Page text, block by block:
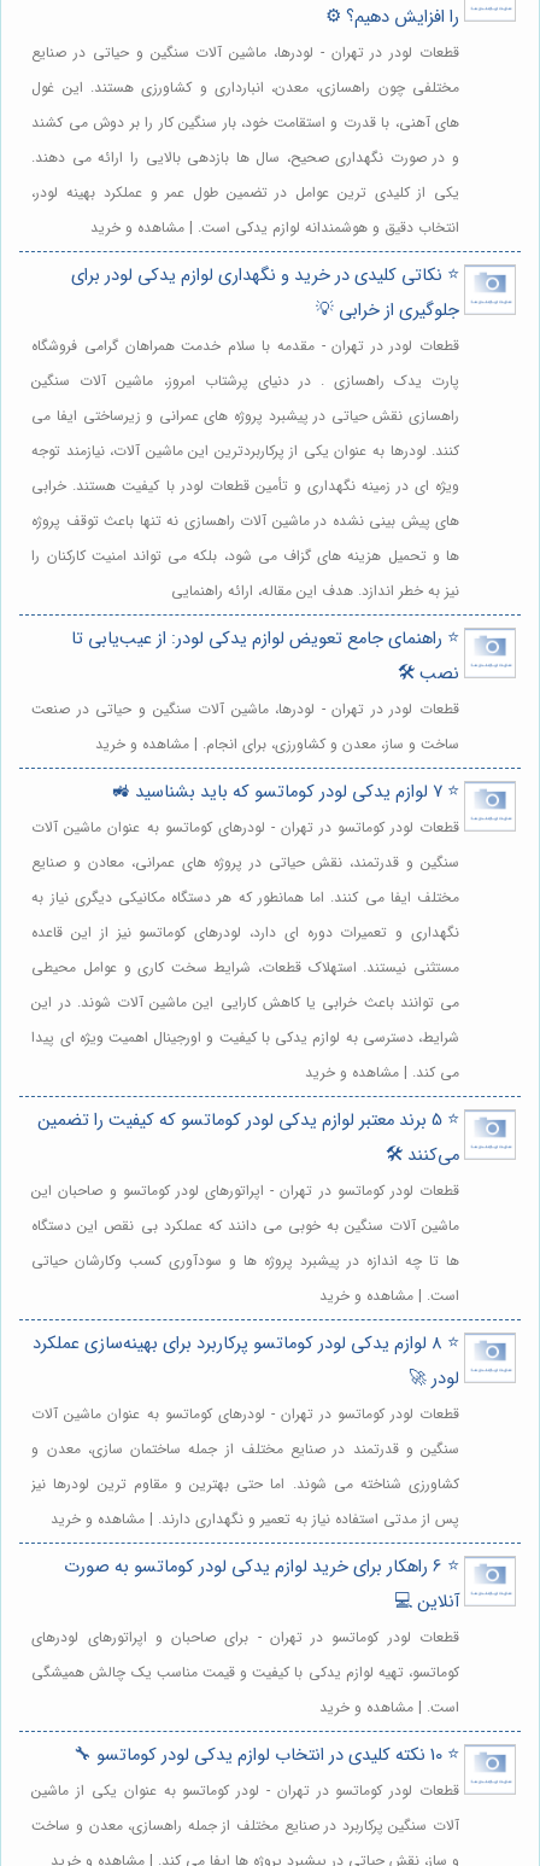
را افزایش دهیم؟ ⚙️
قطعات لودر در تهران - لودرها، ماشین آلات سنگین و حیاتی در صنایع
مختلفی چون راهسازی، معدن، انبارداری و کشاورزی هستند. این غول
های آهنی، با قدرت و استقامت خود، بار سنگین کار را بر دوش می کشند
و در صورت نگهداری صحیح، سال ها بازدهی بالایی را ارائه می دهند.
یکی از کلیدی ترین عوامل در تضمین طول عمر و عملکرد بهینه لودر،
انتخاب دقیق و هوشمندانه لوازم یدکی است. | مشاهده و خرید
⭐️ نکاتی کلیدی در خرید و نگهداری لوازم یدکی لودر برای
جلوگیری از خرابی 💡
قطعات لودر در تهران - مقدمه با سلام خدمت همراهان گرامی فروشگاه
پارت یدک راهسازی . در دنیای پرشتاب امروز، ماشین آلات سنگین
راهسازی نقش حیاتی در پیشبرد پروژه های عمرانی و زیرساختی ایفا می
کنند. لودرها به عنوان یکی از پرکاربردترین این ماشین آلات، نیازمند توجه
ویژه ای در زمینه نگهداری و تأمین قطعات لودر با کیفیت هستند. خرابی
های پیش بینی نشده در ماشین آلات راهسازی نه تنها باعث توقف پروژه
ها و تحمیل هزینه های گزاف می شود، بلکه می تواند امنیت کارکنان را
نیز به خطر اندازد. هدف این مقاله، ارائه راهنمایی
⭐️ راهنمای جامع تعویض لوازم یدکی لودر: از عیب‌یابی تا
نصب 🛠️
قطعات لودر در تهران - لودرها، ماشین آلات سنگین و حیاتی در صنعت
ساخت و ساز، معدن و کشاورزی، برای انجام. | مشاهده و خرید
⭐️ 7 لوازم یدکی لودر کوماتسو که باید بشناسید 🚜
قطعات لودر کوماتسو در تهران - لودرهای کوماتسو به عنوان ماشین آلات
سنگین و قدرتمند، نقش حیاتی در پروژه های عمرانی، معادن و صنایع
مختلف ایفا می کنند. اما همانطور که هر دستگاه مکانیکی دیگری نیاز به
نگهداری و تعمیرات دوره ای دارد، لودرهای کوماتسو نیز از این قاعده
مستثنی نیستند. استهلاک قطعات، شرایط سخت کاری و عوامل محیطی
می توانند باعث خرابی یا کاهش کارایی این ماشین آلات شوند. در این
شرایط، دسترسی به لوازم یدکی با کیفیت و اورجینال اهمیت ویژه ای پیدا
می کند. | مشاهده و خرید
⭐️ 5 برند معتبر لوازم یدکی لودر کوماتسو که کیفیت را تضمین
می‌کنند 🛠️
قطعات لودر کوماتسو در تهران - اپراتورهای لودر کوماتسو و صاحبان این
ماشین آلات سنگین به خوبی می دانند که عملکرد بی نقص این دستگاه
ها تا چه اندازه در پیشبرد پروژه ها و سودآوری کسب وکارشان حیاتی
است. | مشاهده و خرید
⭐️ 8 لوازم یدکی لودر کوماتسو پرکاربرد برای بهینه‌سازی عملکرد
لودر 🚀
قطعات لودر کوماتسو در تهران - لودرهای کوماتسو به عنوان ماشین آلات
سنگین و قدرتمند در صنایع مختلف از جمله ساختمان سازی، معدن و
کشاورزی شناخته می شوند. اما حتی بهترین و مقاوم ترین لودرها نیز
پس از مدتی استفاده نیاز به تعمیر و نگهداری دارند. | مشاهده و خرید
⭐️ 6 راهکار برای خرید لوازم یدکی لودر کوماتسو به صورت
آنلاین 💻
قطعات لودر کوماتسو در تهران - برای صاحبان و اپراتورهای لودرهای
کوماتسو، تهیه لوازم یدکی با کیفیت و قیمت مناسب یک چالش همیشگی
است. | مشاهده و خرید
⭐️ 10 نکته کلیدی در انتخاب لوازم یدکی لودر کوماتسو 🔧
قطعات لودر کوماتسو در تهران - لودر کوماتسو به عنوان یکی از ماشین
آلات سنگین پرکاربرد در صنایع مختلف از جمله راهسازی، معدن و ساخت
و ساز، نقش حیاتی در پیشبرد پروژه ها ایفا می کند. | مشاهده و خرید